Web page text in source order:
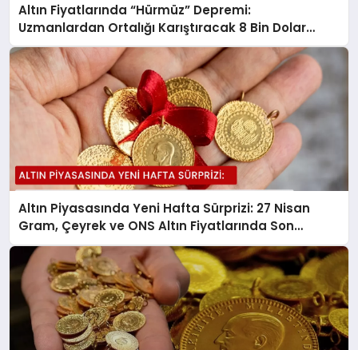
Altın Fiyatlarında “Hürmüz” Depremi:
Uzmanlardan Ortalığı Karıştıracak 8 Bin Dolar
Tahmini!
Altın Piyasasında Yeni Hafta Sürprizi: 27 Nisan
Gram, Çeyrek ve ONS Altın Fiyatlarında Son
Durum!